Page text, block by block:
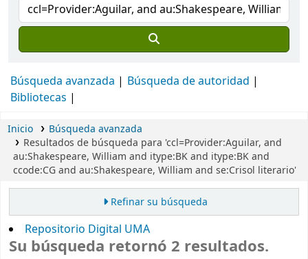
Búsqueda avanzada
Búsqueda de autoridad
Bibliotecas
Inicio
Búsqueda avanzada
Resultados de búsqueda para 'ccl=Provider:Aguilar, and
au:Shakespeare, William and itype:BK and itype:BK and
ccode:CG and au:Shakespeare, William and se:Crisol literario'
Refinar su búsqueda
Repositorio Digital UMA
Su búsqueda retornó 2 resultados.